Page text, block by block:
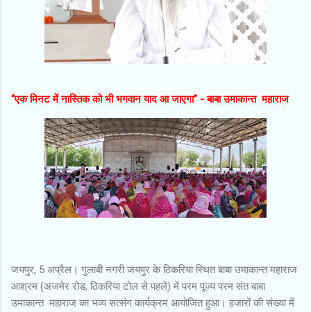
“एक मिनट में नास्तिक को भी भगवान याद आ जाएगा” - बाबा उमाकान्त महाराज
जयपुर, 5 अप्रैल। गुलाबी नगरी जयपुर के ठिकरिया स्थित बाबा उमाकान्त महाराज
आश्रम (अजमेर रोड, ठिकरिया टोल से पहले) में परम पूज्य परम संत बाबा
उमाकान्त महाराज का भव्य सत्संग कार्यक्रम आयोजित हुआ। हजारों की संख्या में